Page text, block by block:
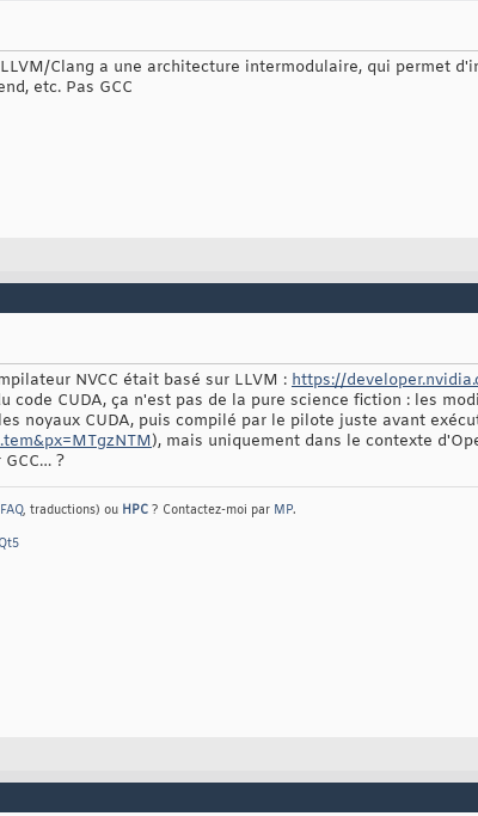
Clang a une architecture intermodulaire, qui permet
etc. Pas GCC
NVCC était basé sur LLVM : https://
code CUDA, ça n'est pas de la pure science fiction : les
noyaux CUDA, puis compilé par le pilote juste avant
), mais uniquement dans le contexte
?
FAQ, traductions) ou HPC ? Contactez-moi par MP.